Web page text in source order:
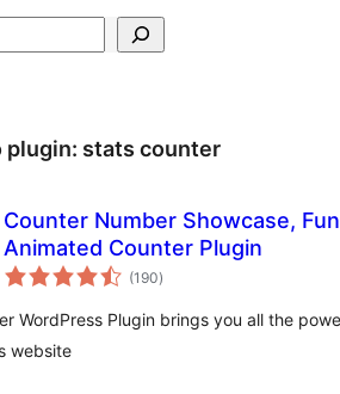
plugin: stats counter
Counter Number Showcase,
Animated Counter Plugin
(190valoracións
totais
)
WordPress Plugin brings you all the
website